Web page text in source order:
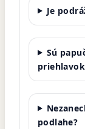
Je
Sú
podlahe?